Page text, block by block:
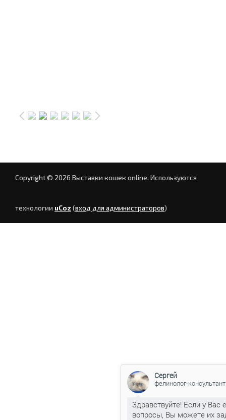
Copyright © 2026 Выставки кошек online. Используются
технологии uCoz (вход для администраторов)
Сергей
фелинолог-консультант
Здравствуйте! Если у Вас
вопросы, Вы можете их